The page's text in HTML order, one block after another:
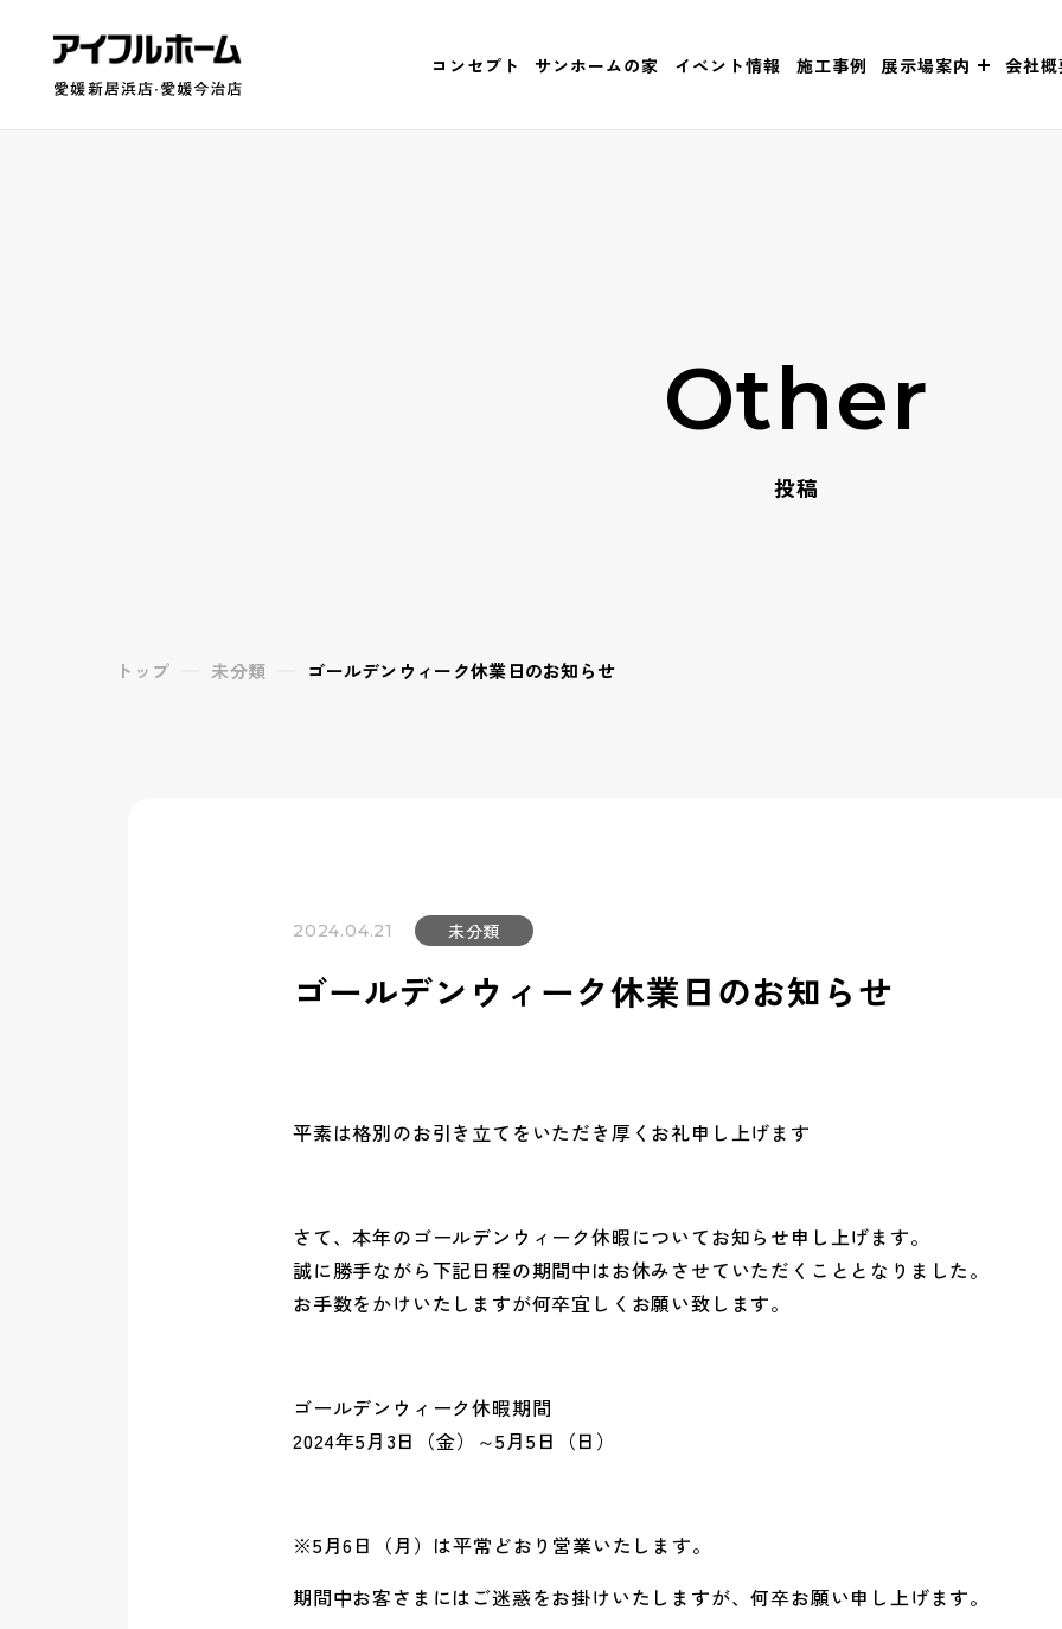
コンセプト サンホームの家 イベント情報 施工事例 展示場案内 会社
Other
投稿
トップ 未分類 ゴールデンウィーク休業日のお知らせ
2024.04.21 未分類
ゴールデンウィーク休業日のお知らせ
平素は格別のお引き立てをいただき厚くお礼申し上げます
さて、本年のゴールデンウィーク休暇についてお知らせ申し上げます。
誠に勝手ながら下記日程の期間中はお休みさせていただくこととなりました。
お手数をかけいたしますが何卒宜しくお願い致します。
ゴールデンウィーク休暇期間
2024年5月3日（金）～5月5日（日）
※5月6日（月）は平常どおり営業いたします。
期間中お客さまにはご迷惑をお掛けいたしますが、何卒お願い申し上げます。